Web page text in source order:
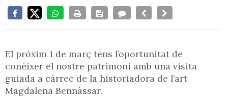
El pròxim 1 de març tens l’oportunitat de
conèixer el nostre patrimoni amb una visita
guiada a càrrec de la historiadora de l’art
Magdalena Bennàssar.